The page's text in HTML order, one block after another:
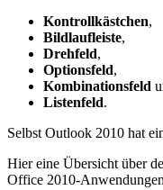
Kontrollkästchen,
Bildlaufleiste,
Drehfeld,
Optionsfeld,
Kombinationsfeld
Listenfeld.
Selbst Outlook 2010 hat
Hier eine Übersicht über
Office 2010-